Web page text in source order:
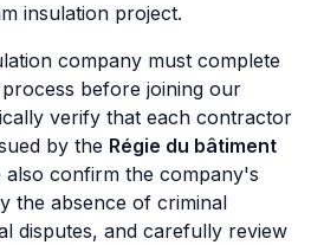
insulation project.
company must complete
before joining our
verify that each contractor
by the Régie du bâtiment
also confirm the company's
the absence of criminal
disputes, and carefully review